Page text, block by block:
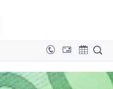
für Beamte